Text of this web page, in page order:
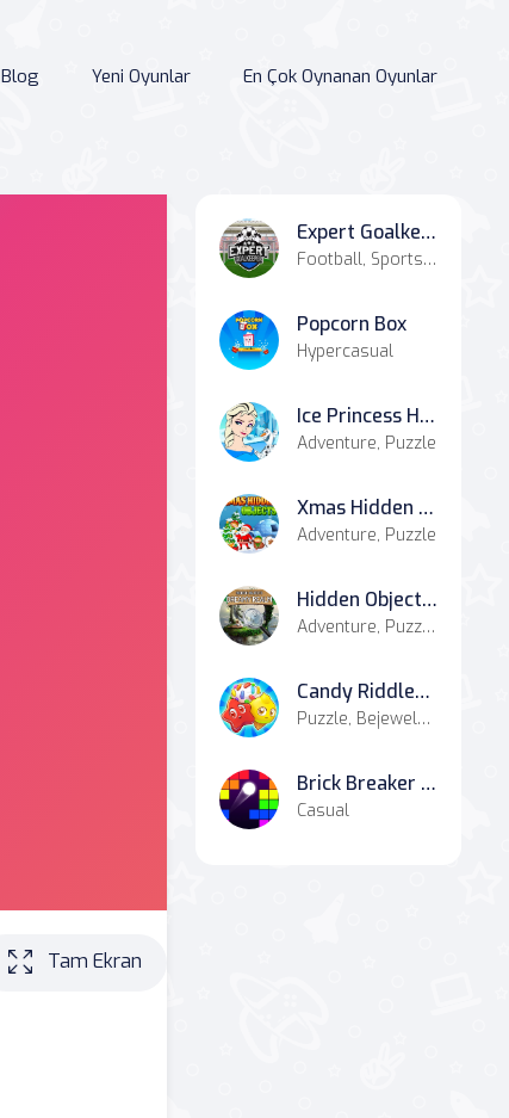
Blog Yeni Oyunlar En Çok Oynanan Oyunlar
Tam Ekran
Expert Goalkeeper
Football, Sports, Simulation
Popcorn Box
Hypercasual
Ice Princess Hidden Hearts
Adventure, Puzzle
Xmas Hidden Objects
Adventure, Puzzle
Hidden Objects Dreamy Realm
Adventure, Puzzle, Hypercasual
Candy Riddles: Free Match 3 Puzzle
Puzzle, Bejeweled, Match-3
Brick Breaker Retro
Casual